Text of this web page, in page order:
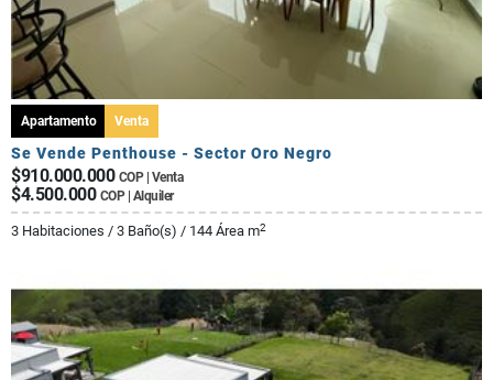
Apartamento Venta
Se Vende Penthouse - Sector Oro Negro
$910.000.000 COP | Venta
$4.500.000 COP | Alquiler
3 Habitaciones / 3 Baño(s) / 144 Área m2